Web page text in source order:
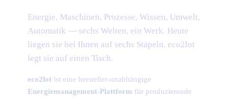
Energie, Maschinen, Prozesse, Wissen, Umwelt,
Automatik — sechs Welten, ein Werk. Heute
liegen sie bei Ihnen auf sechs Stapeln. eco2lot
legt sie auf einen Tisch.
eco2lot ist eine hersteller-unabhängige
Energiemanagement-Plattform für produzierende